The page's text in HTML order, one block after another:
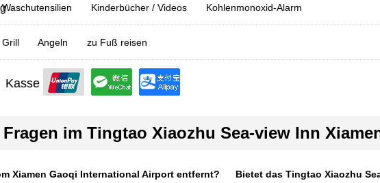
Waschutensilien Kinderbücher / Videos Kohlenmonoxid-Alarm
Grill Angeln zu Fuß reisen
Kasse
im Tingtao Xiaozhu Sea-view Inn
Xiamen Gaoqi International Airport entfernt?
Bietet das Tingtao Xiaozhu